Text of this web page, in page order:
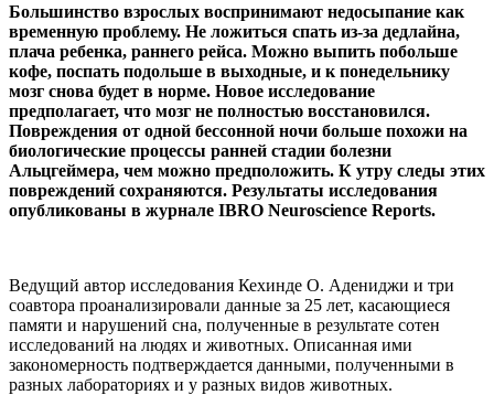
Большинство взрослых воспринимают недосыпание как
временную проблему. Не ложиться спать из-за дедлайна,
плача ребенка, раннего рейса. Можно выпить побольше
кофе, поспать подольше в выходные, и к понедельнику
мозг снова будет в норме. Новое исследование
предполагает, что мозг не полностью восстановился.
Повреждения от одной бессонной ночи больше похожи на
биологические процессы ранней стадии болезни
Альцгеймера, чем можно предположить. К утру следы этих
повреждений сохраняются. Результаты исследования
опубликованы в журнале IBRO Neuroscience Reports.
Ведущий автор исследования Кехинде О. Адениджи и три
соавтора проанализировали данные за 25 лет, касающиеся
памяти и нарушений сна, полученные в результате сотен
исследований на людях и животных. Описанная ими
закономерность подтверждается данными, полученными в
разных лабораториях и у разных видов животных.